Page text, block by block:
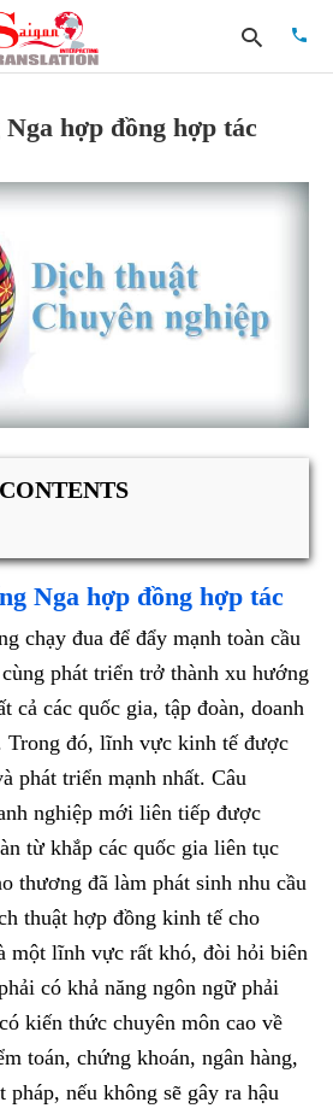
Type
hợp đồng hợp tác
CONTENTS
Nga hợp đồng hợp tác
chạy đua để đẩy mạnh toàn cầu
phát triển trở thành xu hướng
cả các quốc gia, tập đoàn, doanh
Trong đó, lĩnh vực kinh tế được
phát triển mạnh nhất. Câu
nghiệp mới liên tiếp được
từ khắp các quốc gia liên tục
thương đã làm phát sinh nhu cầu
thuật hợp đồng kinh tế cho
một lĩnh vực rất khó, đòi hỏi biên
có khả năng ngôn ngữ phải
kiến thức chuyên môn cao về
toán, chứng khoán, ngân hàng,
nếu không sẽ gây ra hậu